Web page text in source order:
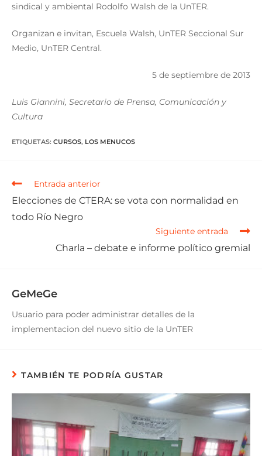
sindical y ambiental Rodolfo Walsh de la UnTER.
Organizan e invitan, Escuela Walsh, UnTER Seccional Sur
Medio, UnTER Central.
5 de septiembre de 2013
Luis Giannini, Secretario de Prensa, Comunicación y
Cultura
ETIQUETAS: CURSOS, LOS MENUCOS
Entrada anterior
Elecciones de CTERA: se vota con normalidad en
todo Río Negro
Siguiente entrada
Charla – debate e informe político gremial
GeMeGe
Usuario para poder administrar detalles de la
implementacion del nuevo sitio de la UnTER
TAMBIÉN TE PODRÍA GUSTAR